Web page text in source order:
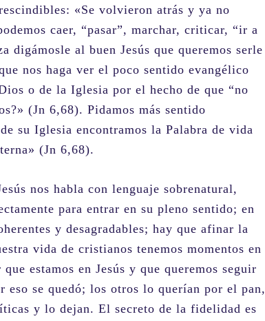
«Se volvieron atrás y ya no
caer, “pasar”, marchar, criticar, “ir a
digámosle al buen Jesús que queremos serle
nos haga ver el poco sentido evangélico
o de la Iglesia por el hecho de que “no
(Jn 6,68). Pidamos más sentido
su Iglesia encontramos la Palabra de vida
(Jn 6,68).
nos habla con lenguaje sobrenatural,
para entrar en su pleno sentido; en
y desagradables; hay que afinar la
vida de cristianos tenemos momentos en
estamos en Jesús y que queremos seguir
eso se quedó; los otros lo querían por el pan,
y lo dejan. El secreto de la fidelidad es